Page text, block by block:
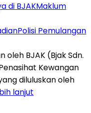
di BJAKMaklum
Polisi Pemulangan
oleh BJAK (Bjak Sdn.
Kewangan
diluluskan oleh
lanjut